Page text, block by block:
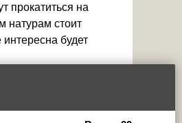
прокатиться на
натурам стоит
будет
или же
отдых в Анапе или